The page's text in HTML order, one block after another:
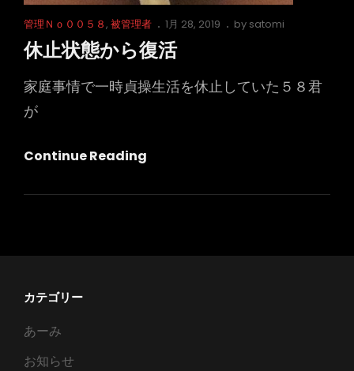
Cat
Links
管理Ｎｏ００５８, 被管理者
Posted
on
1月 28, 2019 by satomi
休止状態から復活
家庭事情で一時貞操生活を休止していた５８君
が
Continue Reading
状
カテゴリー
あーみ
お知らせ